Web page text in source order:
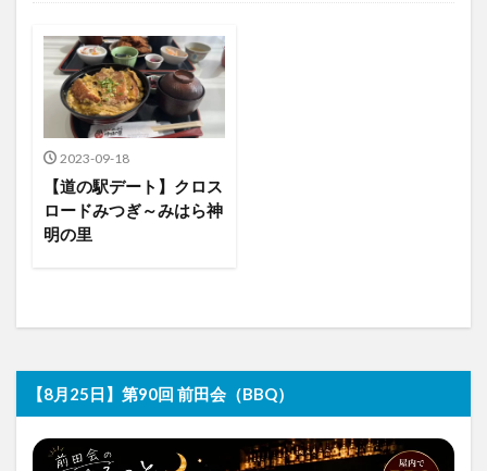
2023-09-18
【道の駅デート】クロス
ロードみつぎ～みはら神
明の里
【8月25日】第90回 前田会（BBQ）